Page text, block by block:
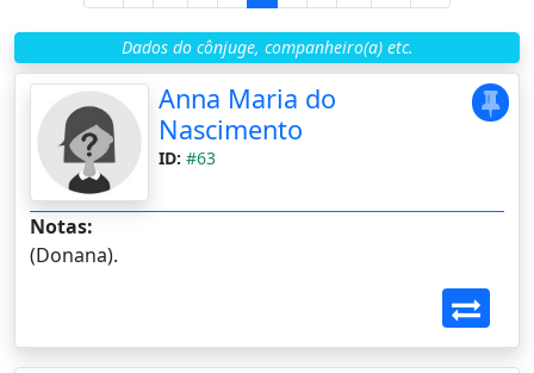
Dados do cônjuge, companheiro(a) etc.
Anna Maria do
Nascimento
ID: #63
Notas:
(Donana).